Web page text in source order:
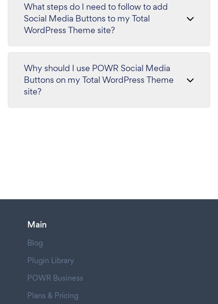
What steps do I need to follow to add
Social Media Buttons to my Total
WordPress Theme site?
Why should I use POWR Social Media
Buttons on my Total WordPress Theme
site?
Main
Blog
Plugin Library
POWR Business
Plans & Pricing